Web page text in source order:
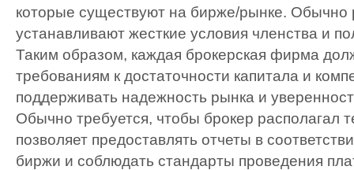
которые существуют на бирже/рынке. Обычно
устанавливают жесткие условия членства и
Таким образом, каждая брокерская фирма
требованиям к достаточности капитала и
поддерживать надежность рынка и
Обычно требуется, чтобы брокер располагал
позволяет предоставлять отчеты в
биржи и соблюдать стандарты проведения